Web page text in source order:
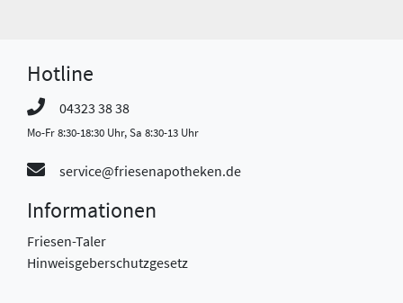
Hotline
04323 38 38
Mo-Fr 8:30-18:30 Uhr, Sa 8:30-13 Uhr
service@friesenapotheken.de
Informationen
Friesen-Taler
Hinweisgeberschutzgesetz